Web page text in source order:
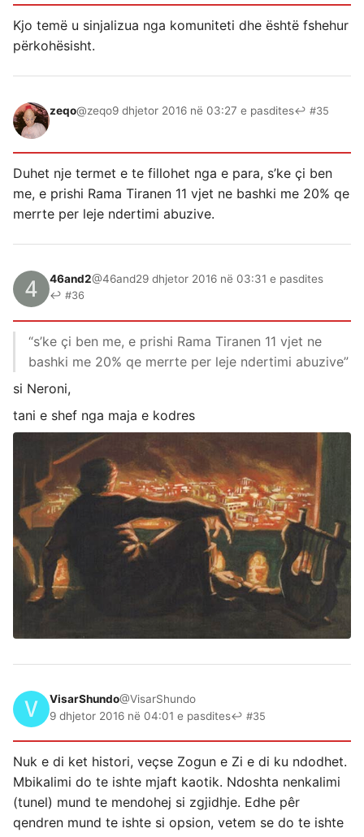
Kjo temë u sinjalizua nga komuniteti dhe është fshehur
përkohësisht.
zeqo@zeqo9 dhjetor 2016 në 03:27 e pasdites↩ #35
Duhet nje termet e te fillohet nga e para, s’ke çi ben
me, e prishi Rama Tiranen 11 vjet ne bashki me 20% qe
merrte per leje ndertimi abuzive.
46and2@46and29 dhjetor 2016 në 03:31 e pasdites
↩ #36
“s’ke çi ben me, e prishi Rama Tiranen 11 vjet ne
bashki me 20% qe merrte per leje ndertimi abuzive”
si Neroni,
tani e shef nga maja e kodres
VisarShundo@VisarShundo
9 dhjetor 2016 në 04:01 e pasdites↩ #35
Nuk e di ket histori, veçse Zogun e Zi e di ku ndodhet.
Mbikalimi do te ishte mjaft kaotik. Ndoshta nenkalimi
(tunel) mund te mendohej si zgjidhje. Edhe pêr
qendren mund te ishte si opsion, vetem se do te ishte